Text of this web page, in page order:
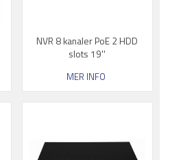
NVR 8 kanaler PoE 2 HDD
slots 19''
MER INFO